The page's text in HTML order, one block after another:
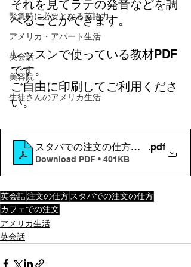
緊急時に必要となる英語力
アメリカ・アパート生活
英会話
美容院
生徒さんのアメリカ生活
それを見てラテの発音などを調
べることができます。
レッスンで使っている教材PDF
です。
ご自由に印刷してご利用くださ
い。
スタバでの注文の仕方２０２２年４
.pdf
Download PDF • 401KB
英会話注文の仕方 スタバでの注文の仕方
カフェでの注文
アメリカ生活
英会話